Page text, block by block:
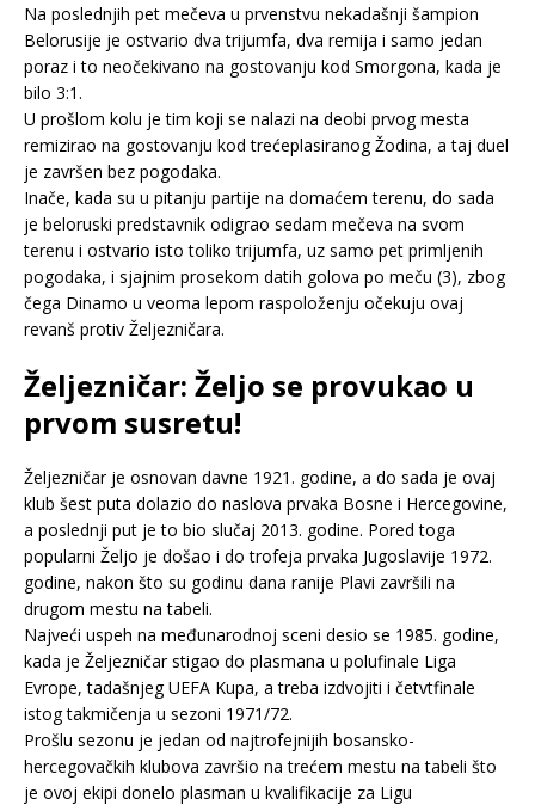
Na poslednjih pet mečeva u prvenstvu nekadašnji šampion
Belorusije je ostvario dva trijumfa, dva remija i samo jedan
poraz i to neočekivano na gostovanju kod Smorgona, kada je
bilo 3:1.
U prošlom kolu je tim koji se nalazi na deobi prvog mesta
remizirao na gostovanju kod trećeplasiranog Žodina, a taj duel
je završen bez pogodaka.
Inače, kada su u pitanju partije na domaćem terenu, do sada
je beloruski predstavnik odigrao sedam mečeva na svom
terenu i ostvario isto toliko trijumfa, uz samo pet primljenih
pogodaka, i sjajnim prosekom datih golova po meču (3), zbog
čega Dinamo u veoma lepom raspoloženju očekuju ovaj
revanš protiv Željezničara.
Željezničar: Željo se provukao u
prvom susretu!
Željezničar je osnovan davne 1921. godine, a do sada je ovaj
klub šest puta dolazio do naslova prvaka Bosne i Hercegovine,
a poslednji put je to bio slučaj 2013. godine. Pored toga
popularni Željo je došao i do trofeja prvaka Jugoslavije 1972.
godine, nakon što su godinu dana ranije Plavi završili na
drugom mestu na tabeli.
Najveći uspeh na međunarodnoj sceni desio se 1985. godine,
kada je Željezničar stigao do plasmana u polufinale Liga
Evrope, tadašnjeg UEFA Kupa, a treba izdvojiti i četvtfinale
istog takmičenja u sezoni 1971/72.
Prošlu sezonu je jedan od najtrofejnijih bosansko-
hercegovačkih klubova završio na trećem mestu na tabeli što
je ovoj ekipi donelo plasman u kvalifikacije za Ligu